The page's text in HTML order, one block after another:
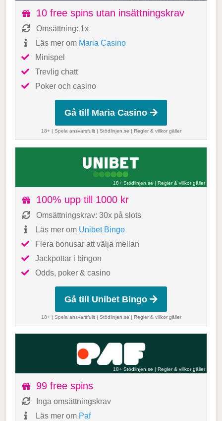
10 free spins utan insättningskrav
Omsättning: 1x
Läs mer om Maria Casino
Minispel
Trevlig chatt
Poker och casino
Gå till Maria Casino
18+ | Spela ansvarsfullt | Stödlinjen.se | Regler & villkor gäller
18+ Stödlinjen.se | Regler & villkor gäller
100% upp till 1000 kr
Omsättningskrav: 30x på slots
Läs mer om Unibet Bingo
Flera bonusar att välja mellan
Jackpottar i bingon
Odds, poker & casino
Gå till Unibet Bingo
18+ | Spela ansvarsfullt | Stödlinjen.se | Regler & villkor gäller
18+ Stödlinjen.se | Regler & villkor gäller
99 free spins
Inga omsättningskrav
Läs mer om Paf